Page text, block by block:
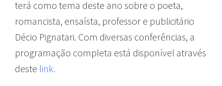
terá como tema deste ano sobre o poeta,
romancista, ensaísta, professor e publicitário
Décio Pignatari. Com diversas conferências, a
programação completa está disponível através
deste link.